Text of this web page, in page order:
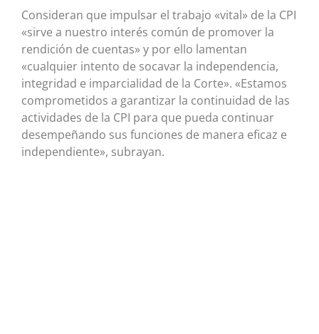
Consideran que impulsar el trabajo «vital» de la CPI
«sirve a nuestro interés común de promover la
rendición de cuentas» y por ello lamentan
«cualquier intento de socavar la independencia,
integridad e imparcialidad de la Corte». «Estamos
comprometidos a garantizar la continuidad de las
actividades de la CPI para que pueda continuar
desempeñando sus funciones de manera eficaz e
independiente», subrayan.